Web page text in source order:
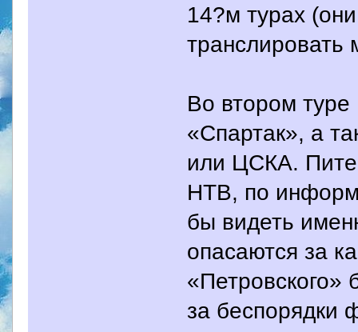
14?м турах
транслировать
Во втором
«Спартак», а
или ЦСКА.
НТВ, по
бы видеть
опасаются за
«Петровского»
за беспорядки